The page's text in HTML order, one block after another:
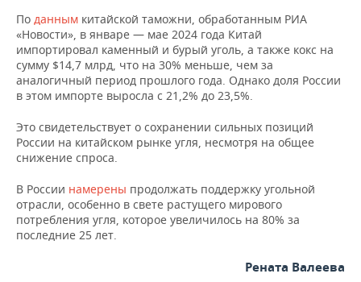
ОТКРЫТАЯ ЛЕКЦИЯ
БАСКЕТБОЛ
ВОЛЕЙБОЛ
ФИГУРНОЕ КАТАНИЕ
ВОДНЫЕ ВИДЫ СПОРТА
ХОККЕЙ С МЯЧОМ
ИНФРАСТРУКТУРА
ИСТОРИЯ
МЕДИЦИНА
ОБРАЗОВАНИЕ
ПРОИСШЕСТВИЯ
СПРАВОЧНИК
СПИСОК ПЕРСОН
ПОЛНАЯ ВЕРСИЯ
По данным китайской таможни, обработанным РИА
«Новости», в январе — мае 2024 года Китай
импортировал каменный и бурый уголь, а также кокс на
сумму $14,7 млрд, что на 30% меньше, чем за
аналогичный период прошлого года. Однако доля России
в этом импорте выросла с 21,2% до 23,5%.
Это свидетельствует о сохранении сильных позиций
России на китайском рынке угля, несмотря на общее
снижение спроса.
В России намерены продолжать поддержку угольной
отрасли, особенно в свете растущего мирового
потребления угля, которое увеличилось на 80% за
последние 25 лет.
Рената Валеева